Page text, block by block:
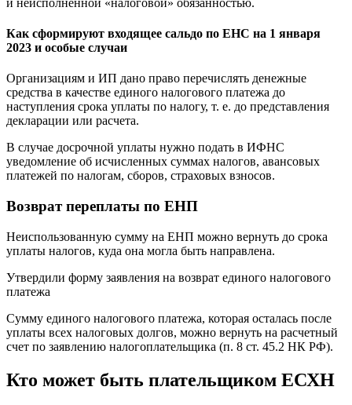
Как сформируют входящее сальдо по ЕНС на 1 января
2023 и особые случаи
Организациям и ИП дано право перечислять денежные
средства в качестве единого налогового платежа до
наступления срока уплаты по налогу, т. е. до представления
декларации или расчета.
В случае досрочной уплаты нужно подать в ИФНС
уведомление об исчисленных суммах налогов, авансовых
платежей по налогам, сборов, страховых взносов.
Возврат переплаты по ЕНП
Неиспользованную сумму на ЕНП можно вернуть до срока
уплаты налогов, куда она могла быть направлена.
Утвердили форму заявления на возврат единого налогового
платежа
Сумму единого налогового платежа, которая осталась после
уплаты всех налоговых долгов, можно вернуть на расчетный
счет по заявлению налогоплательщика (п. 8 ст. 45.2 НК РФ).
Кто может быть плательщиком ЕСХН